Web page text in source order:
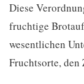
Diese
fruchtige
wesentlichen
Fruchtsorte,